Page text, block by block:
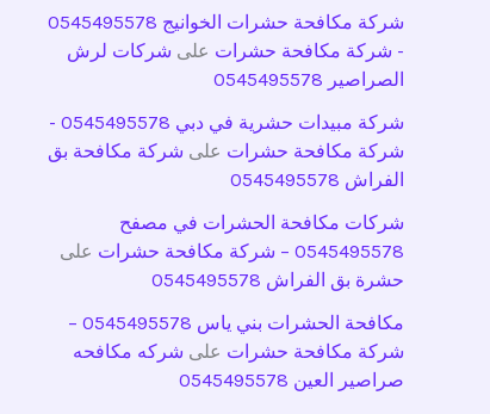
شركة مكافحة حشرات الخوانيج 0545495578
- شركة مكافحة حشرات على شركات لرش
الصراصير 0545495578
شركة مبيدات حشرية في دبي 0545495578 -
شركة مكافحة حشرات على شركة مكافحة بق
الفراش 0545495578
شركات مكافحة الحشرات في مصفح
0545495578 – شركة مكافحة حشرات
على
حشرة بق الفراش 0545495578
مكافحة الحشرات بني ياس 0545495578 –
شركة مكافحة حشرات على شركه مكافحه
صراصير العين 0545495578